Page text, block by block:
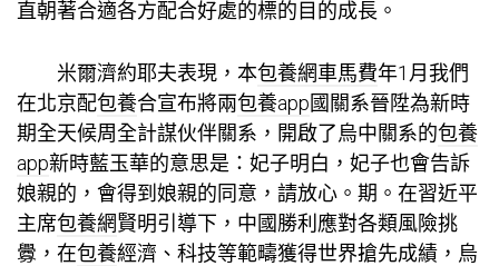
直朝著合適各方配合好處的標的目的成長。
米爾濟約耶夫表現，本包養網車馬費年1月我們
在北京配包養合宣布將兩包養app國關系晉陞為新時
期全天候周全計謀伙伴關系，開啟了烏中關系的包養
app新時藍玉華的意思是：妃子明白，妃子也會告訴
娘親的，會得到娘親的同意，請放心。期。在習近平
主席包養網賢明引導下，中國勝利應對各類風險挑
釁，在包養經濟、科技等範疇獲得世界搶先成績，烏